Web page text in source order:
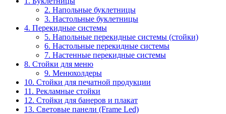
2. Напольные буклетницы
3. Настольные буклетницы
4. Перекидные системы
5. Напольные перекидные системы (стойки)
6. Настольные перекидные системы
7. Настенные перекидные системы
8. Стойки для меню
9. Менюхолдеры
10. Стойки для печатной продукции
11. Рекламные стойки
12. Стойки для банеров и плакат
13. Световые панели (Frame Led)